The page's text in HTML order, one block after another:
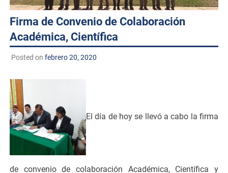
Firma de Convenio de Colaboración
Académica, Científica
Posted on febrero 20, 2020
El día de hoy se llevó a cabo la firma
de convenio de colaboración Académica, Científica y